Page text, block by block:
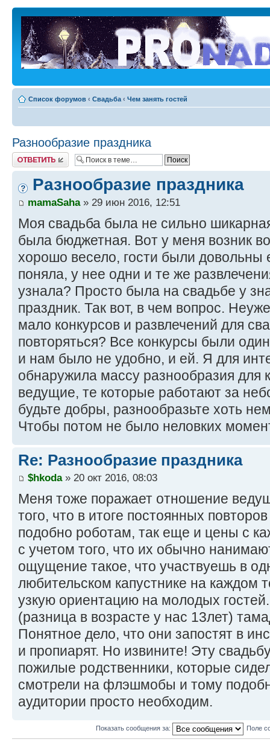
Список форумов ‹ Свадьба ‹ Чем занять гостей
Разнообразие праздника
Ответить
Разнообразие праздника
mamaSaha» 29 июн 2016, 12:51
Моя свадьба была не сильно
была бюджетная. Вот у меня возник
хорошо весело, гости были довольны
поняла, у нее одни и те же
узнала? Просто была на свадьбе у
праздник. Так вот, в чем вопрос.
мало конкурсов и развлечений для
повторяться? Все конкурсы были
и нам было не удобно, и ей. Я для
обнаружила массу разнообразия для
ведущие, те которые работают за
будьте добры, разнообразьте хоть
Чтобы потом не было неловких
Re: Разнообразие праздника
$hkoda» 20 окт 2016, 08:03
Меня тоже поражает отношение
того, что в итоге постоянных
подобно роботам, так еще и цены с
с учетом того, что их обычно
ощущение такое, что участвуешь в
любительском капустнике на каждом
узкую ориентацию на молодых
(разница в возрасте у нас 13лет)
Понятное дело, что они запостят в
и пропиарят. Но извините! Эту
пожилые родственники, которые
смотрели на флэшмобы и тому
аудитории просто необходим.
Показать сообщения за: Поле